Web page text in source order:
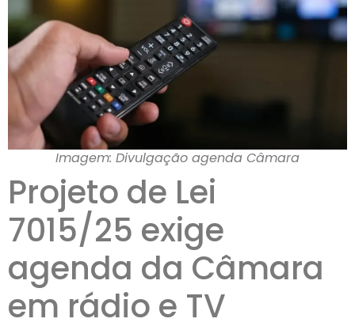
Imagem: Divulgação agenda Câmara
Projeto de Lei
7015/25 exige
agenda da Câmara
em rádio e TV